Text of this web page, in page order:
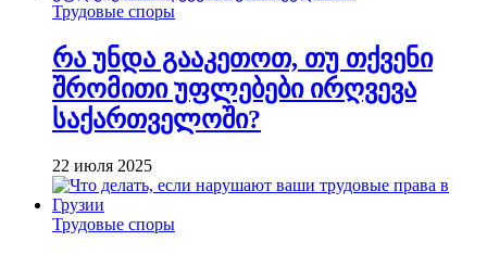
Трудовые споры
რა უნდა გააკეთოთ, თუ თქვენი
შრომითი უფლებები ირღვევა
საქართველოში?
22 июля 2025
Трудовые споры